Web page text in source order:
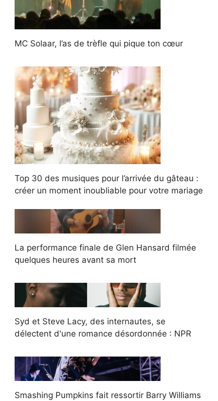
MC Solaar, l’as de trèfle qui pique ton cœur
Top 30 des musiques pour l’arrivée du gâteau :
créer un moment inoubliable pour votre mariage
La performance finale de Glen Hansard filmée
quelques heures avant sa mort
Syd et Steve Lacy, des internautes, se
délectent d'une romance désordonnée : NPR
Smashing Pumpkins fait ressortir Barry Williams